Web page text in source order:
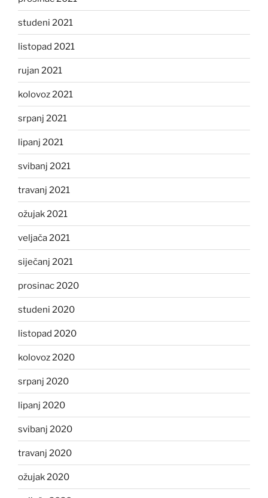
studeni 2021
listopad 2021
rujan 2021
kolovoz 2021
srpanj 2021
lipanj 2021
svibanj 2021
travanj 2021
ožujak 2021
veljača 2021
siječanj 2021
prosinac 2020
studeni 2020
listopad 2020
kolovoz 2020
srpanj 2020
lipanj 2020
svibanj 2020
travanj 2020
ožujak 2020